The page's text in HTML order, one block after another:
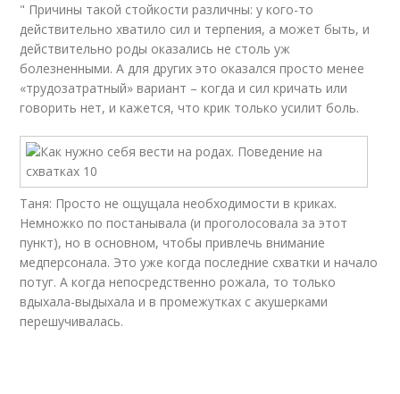
" Причины такой стойкости различны: у кого-то
действительно хватило сил и терпения, а может быть, и
действительно роды оказались не столь уж
болезненными. А для других это оказался просто менее
«трудозатратный» вариант – когда и сил кричать или
говорить нет, и кажется, что крик только усилит боль.
Таня: Просто не ощущала необходимости в криках.
Немножко по постанывала (и проголосовала за этот
пункт), но в основном, чтобы привлечь внимание
медперсонала. Это уже когда последние схватки и начало
потуг. А когда непосредственно рожала, то только
вдыхала-выдыхала и в промежутках с акушерками
перешучивалась.